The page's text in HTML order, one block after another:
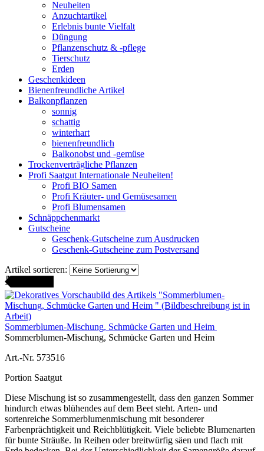
Neuheiten
Anzuchtartikel
Erlebnis bunte Vielfalt
Düngung
Pflanzenschutz & -pflege
Tierschutz
Erden
Geschenkideen
Bienenfreundliche Artikel
Balkonpflanzen
sonnig
schattig
winterhart
bienenfreundlich
Balkonobst und -gemüse
Trockenverträgliche Pflanzen
Profi Saatgut Internationale Neuheiten!
Profi BIO Samen
Profi Kräuter- und Gemüsesamen
Profi Blumensamen
Schnäppchenmarkt
Gutscheine
Geschenk-Gutscheine zum Ausdrucken
Geschenk-Gutscheine zum Postversand
Artikel sortieren:
Sommerblumen-Mischung, Schmücke Garten und Heim
Sommerblumen-Mischung, Schmücke Garten und Heim
Art.-Nr. 573516
Portion Saatgut
Diese Mischung ist so zusammengestellt, dass den ganzen Sommer
hindurch etwas blühendes auf dem Beet steht. Arten- und
sortenreiche Sommerblumenmischung mit besonderer
Farbenprächtigkeit und Reichblütigkeit. Viele beliebte Blumenarten
für bunte Sträuße. In Reihen oder breitwürfig säen und flach mit